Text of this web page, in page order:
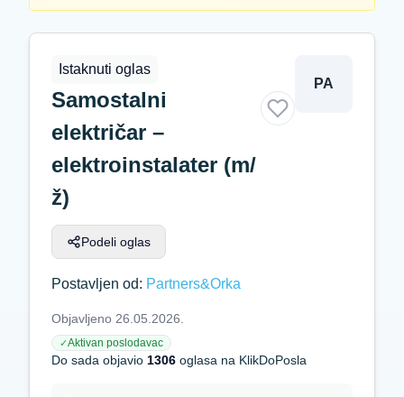
Istaknuti oglas
Samostalni
električar –
elektroinstalater (m/
ž)
Podeli oglas
PA
Postavljen od: Partners&Orka
Objavljeno 26.05.2026.
✓Aktivan poslodavac
Do sada objavio 1306 oglasa na KlikDoPosla